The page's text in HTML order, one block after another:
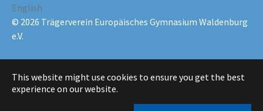
This website might use cookies to ensure you get the best
experience on our website.
English
© 2026 Trägerverein Europäisches Gymnasium Waldenburg
e.V.